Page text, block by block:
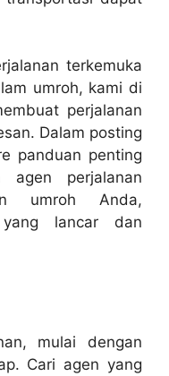
terkemuka
umroh, kami di
perjalanan
Dalam posting
panduan penting
agen perjalanan
umroh Anda,
yang lancar dan
mulai dengan
Cari agen yang